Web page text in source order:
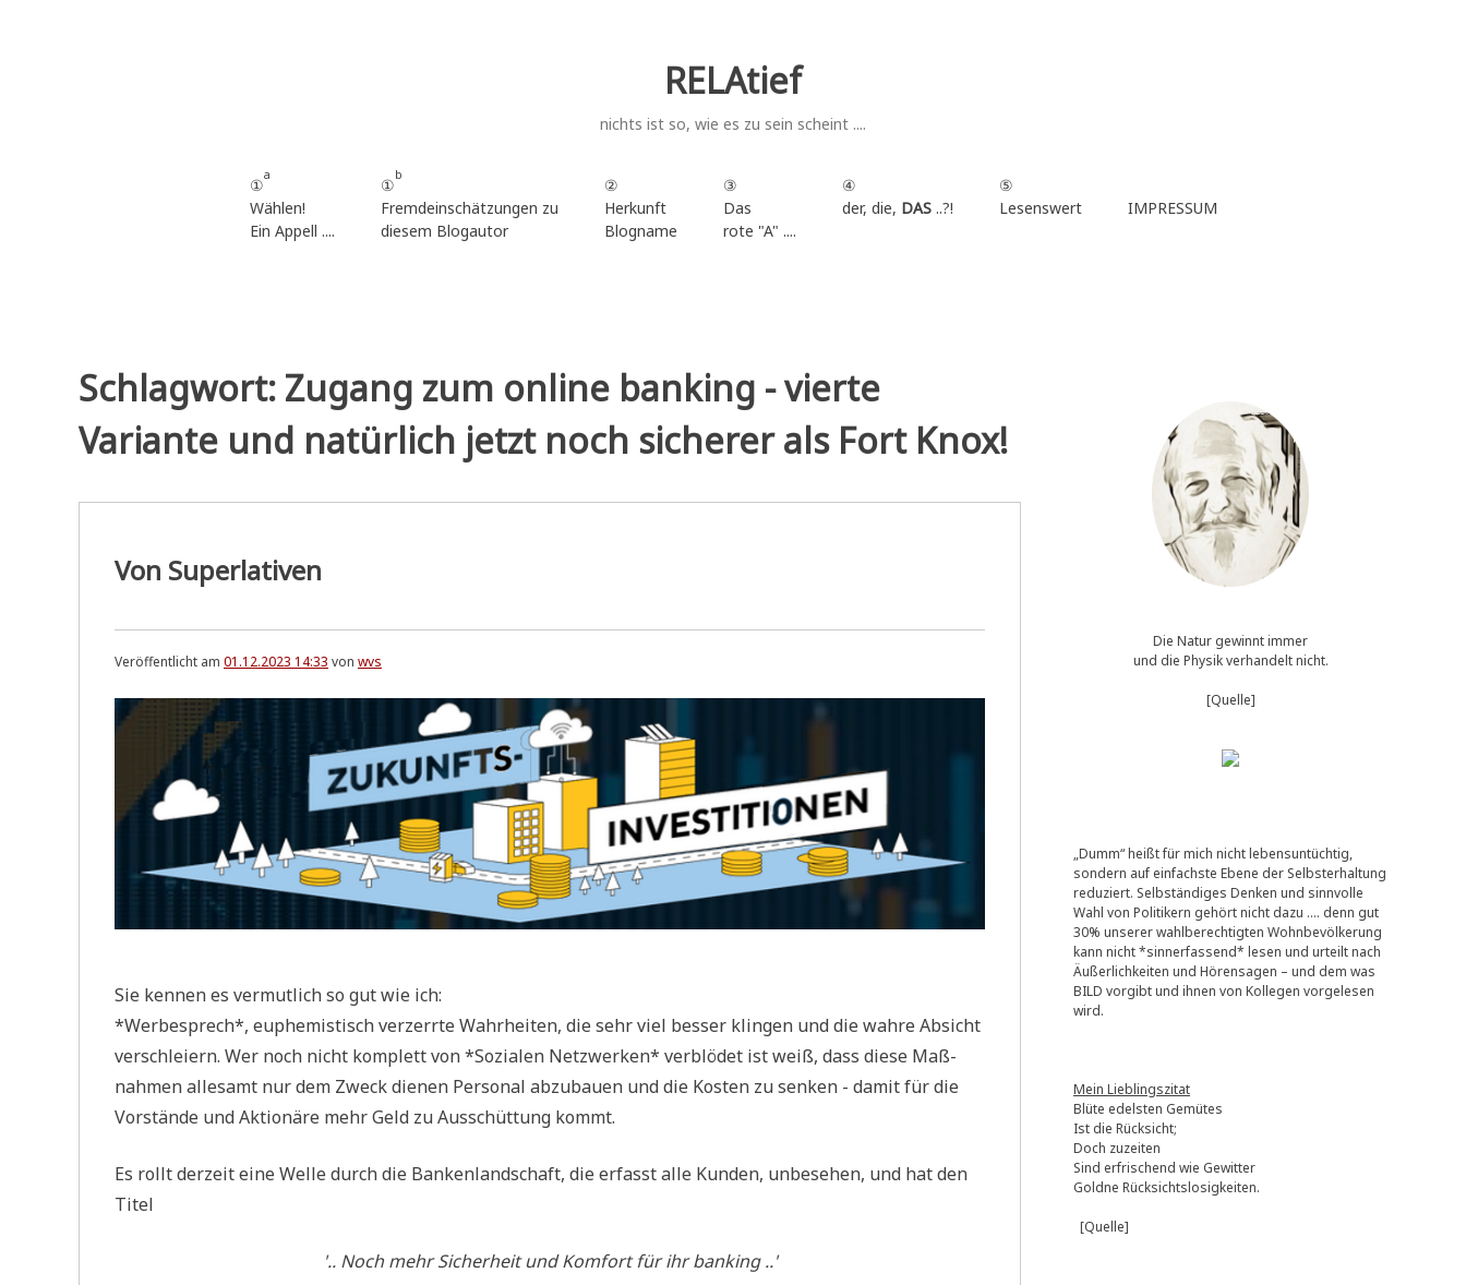
RELAtief
nichts ist so, wie es zu sein scheint ....
①
a
Wählen!
Ein Appell ....
①
b
Fremdeinschätzungen zu
diesem Blogautor
②
Herkunft
Blogname
③
Das
rote "A" ....
④
der, die, DAS..?!
⑤
Lesenswert
IMPRESSUM
Schlagwort: Zugang zum online banking - vierte
Variante und natürlich jetzt noch sicherer als Fort Knox!
Von Superlativen
Veröffentlicht am 01.12.2023 14:33 von wvs
Sie ken­nen es ver­mut­lich so gut wie ich:
*Wer­be­sprech*, euphe­mi­stisch ver­zerr­te Wahr­hei­ten, die sehr viel bes­ser klin­gen und die wah­re Absicht
ver­schlei­ern. Wer noch nicht kom­plett von *Sozia­len Netz­wer­ken* ver­blö­det ist weiß, dass die­se Maß­
nah­men alle­samt nur dem Zweck die­nen Per­so­nal abzu­bau­en und die Kosten zu sen­ken - damit für die
Vor­stän­de und Aktio­nä­re mehr Geld zu Aus­schüt­tung kommt.
Es rollt der­zeit eine Wel­le durch die Ban­ken­land­schaft, die erfasst alle Kun­den, unbe­se­hen, und hat den
Titel
'.. Noch mehr Sicher­heit und Kom­fort für ihr banking ..'
Die Natur gewinnt immer
und die Physik verhandelt nicht.
[Quelle]
„Dumm“ heißt für mich nicht lebensuntüchtig,
sondern auf einfachste Ebene der Selbsterhaltung
reduziert. Selbständiges Denken und sinnvolle
Wahl von Politikern gehört nicht dazu …. denn gut
30% unserer wahlberechtigten Wohnbevölkerung
kann nicht *sinnerfassend* lesen und urteilt nach
Äußerlichkeiten und Hörensagen – und dem was
BILD vorgibt und ihnen von Kollegen vorgelesen
wird.
Mein Lieblingszitat
Blüte edelsten Gemütes
Ist die Rücksicht;
Doch zuzeiten
Sind erfrischend wie Gewitter
Goldne Rücksichtslosigkeiten.
[Quelle]